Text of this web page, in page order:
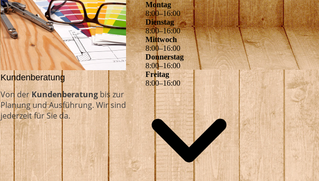
Kundenberatung
Von derKundenberatung bis zur
Planung und Ausführung. Wir sind
jederzeit für Sie da.
Montag
8:00–16:00
Dienstag
8:00–16:00
Mittwoch
8:00–16:00
Donnerstag
8:00–16:00
Freitag
8:00–16:00